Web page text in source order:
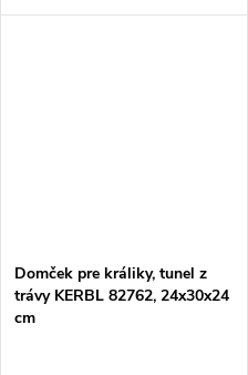
pre ľahké čistenie, rozmery
Domček pre králiky, tunel z
trávy KERBL 82762, 24x30x24
cm